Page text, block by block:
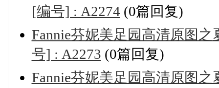
[编号] : A2274 (0篇回复)
Fannie芬妮美足园高清原图
号] : A2273 (0篇回复)
Fannie芬妮美足园高清原图